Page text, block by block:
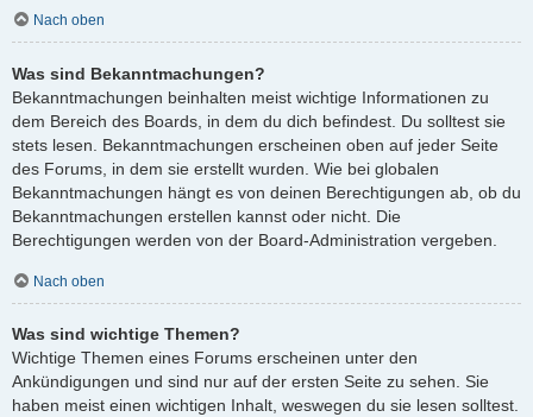
Nach oben
Was sind Bekanntmachungen?
Bekanntmachungen beinhalten meist wichtige Informationen zu
dem Bereich des Boards, in dem du dich befindest. Du solltest sie
stets lesen. Bekanntmachungen erscheinen oben auf jeder Seite
des Forums, in dem sie erstellt wurden. Wie bei globalen
Bekanntmachungen hängt es von deinen Berechtigungen ab, ob du
Bekanntmachungen erstellen kannst oder nicht. Die
Berechtigungen werden von der Board-Administration vergeben.
Nach oben
Was sind wichtige Themen?
Wichtige Themen eines Forums erscheinen unter den
Ankündigungen und sind nur auf der ersten Seite zu sehen. Sie
haben meist einen wichtigen Inhalt, weswegen du sie lesen solltest.